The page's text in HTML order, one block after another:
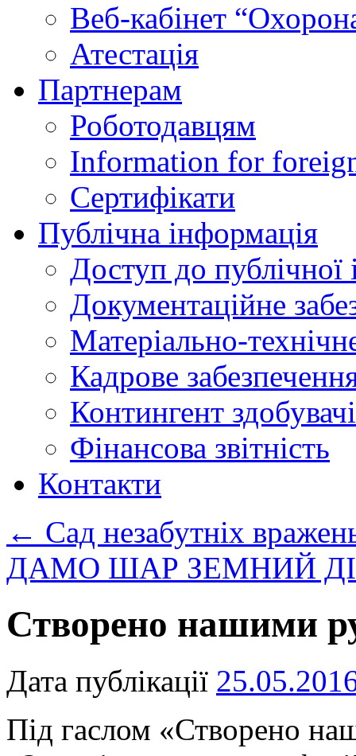
Веб-кабінет
Атестація
Партнерам
Роботодавцям
Information for
Сертифікати
Публічна інформація
Доступ до публічної
Документаційне
Матеріально-
Кадрове
Контингент
Фінансова звітність
Контакти
← Сад незабутніх
ДАМО ШАР ЗЕМНИЙ
Створено нашими
Дата публікації
Під гаслом «Створено